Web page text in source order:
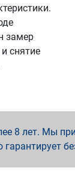
замер
снятие
8 лет. Мы